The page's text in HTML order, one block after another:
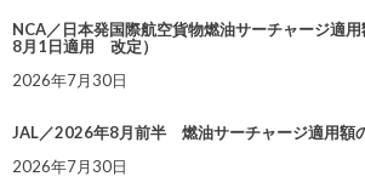
NCA／日本発国際航空貨物燃油サーチャージ適
8月1日適用 改定）
2026年7月30日
JAL／2026年8月前半 燃油サーチャージ適用額
2026年7月30日